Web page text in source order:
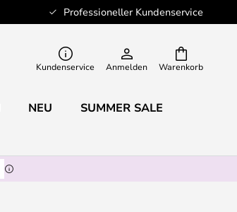
Professioneller Kundenservice
Warenkorb
Kundenservice Anmelden
NEU SUMMER SALE